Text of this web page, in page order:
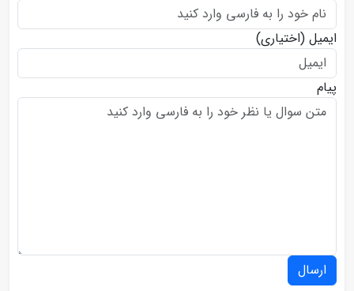
ایمیل (اختیاری)
پیام
ارسال